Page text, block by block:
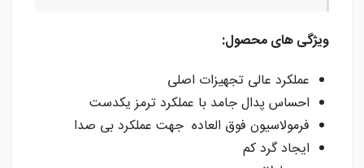
ویژگی های محصول:
عملکرد عالی تجهیزات اصلی
احساس پدال جامد با عملکرد ترمز یکدست
فرمولاسیون فوق العاده جهت عملکرد بی صدا
ایجاد گرد کم